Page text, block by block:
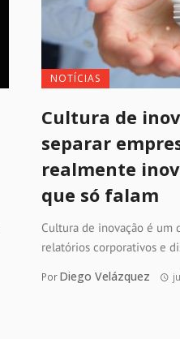
NOTÍCIAS
Cultura de
separar
realmente
que só falam
Cultura de inovação é um
relatórios corporativos e
PorDiego Velázquez